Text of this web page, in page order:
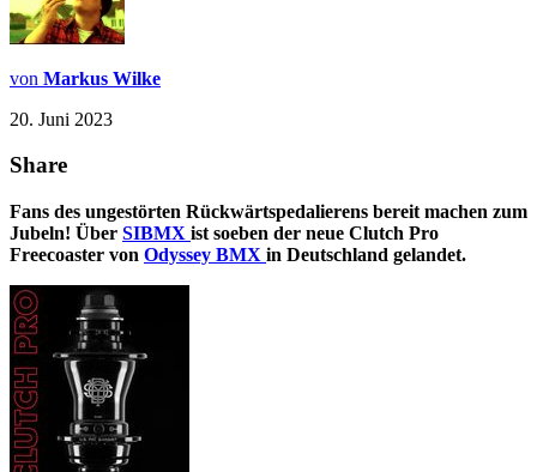
von Markus Wilke
20. Juni 2023
Share
Fans des ungestörten Rückwärtspedalierens bereit machen zum
Jubeln! Über SIBMX ist soeben der neue Clutch Pro
Freecoaster von Odyssey BMX in Deutschland gelandet.